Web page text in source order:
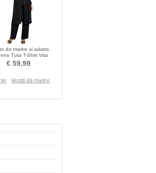
da madre si adatta
Tuta T-Shirt Vita
naturale
€ 59,99
Vestiti da madre